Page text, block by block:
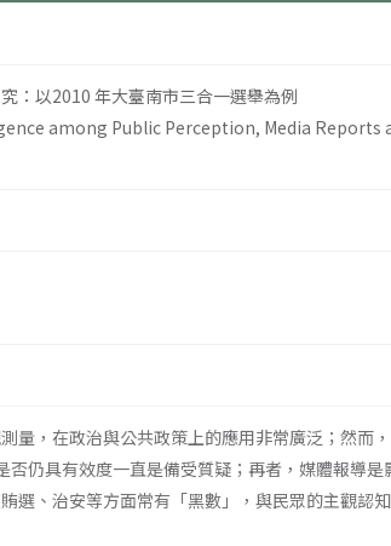
：以2010 年大臺南市三合一選舉為例
among Public Perception, Media Reports
量，在政治與公共政策上的應用非常廣泛；然
仍具有效度一直是備受質疑；再者，媒體報導
選、治安等方面常有「黑數」，與民眾的主觀認